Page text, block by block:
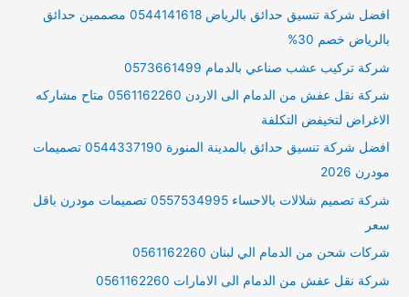
افضل شركة تنسيق حدائق بالرياض 0544141618 مصممين حدائق
بالرياض خصم 30%
شركة تركيب عشب صناعي بالدمام 0573661499
شركة نقل عفش من الدمام الى الاردن 0561162260 متاح مشاركه
الاغراض لتخيفض التكلفة
افضل شركة تنسيق حدائق بالمدينة المنورة 0544337190 تصميمات
مودرن 2026
شركة تصميم شلالات بالاحساء 0557534995 تصميمات مودرن باقل
سعر
شركات شحن من الدمام الي لبنان 0561162260
شركة نقل عفش من الدمام الى الامارات 0561162260